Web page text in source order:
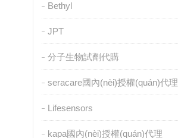
Bethyl
JPT
分子生物試劑代購
seracare國內(nèi)授權(quán)代理
Lifesensors
kapa國內(nèi)授權(quán)代理